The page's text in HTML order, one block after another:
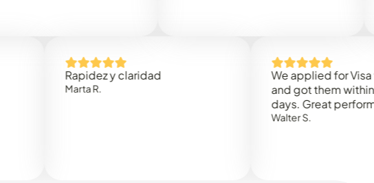
Rapidez y claridad
We applied for Visa to
and got them within 3
days. Great performance!
Walter S.